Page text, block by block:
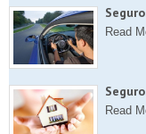
Read
Read